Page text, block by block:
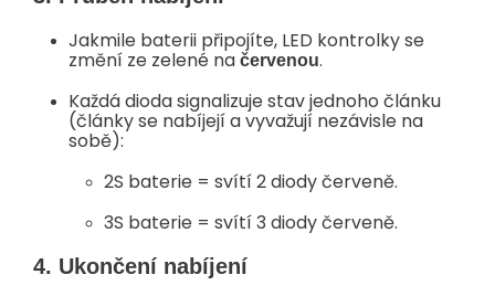
Jakmile baterii připojíte, LED kontrolky se
změní ze zelené na červenou.
Každá dioda signalizuje stav jednoho článku
(články se nabíjejí a vyvažují nezávisle na
sobě):
2S baterie = svítí 2 diody červeně.
3S baterie = svítí 3 diody červeně.
4. Ukončení nabíjení